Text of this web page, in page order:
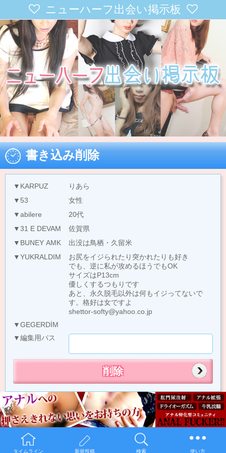
ニューハーフ出会い掲示板
書き込み削除
▼KARPUZ
りあら
▼53
女性
▼abilere
20代
▼31 E DEVAM
佐賀県
▼BUNEY AMK
出没は鳥栖・久留米
▼YUKRALDIM
お尻をイジられたり突かれたりも好き
でも、逆に私が攻めるほうでもOK
サイズはP13cm
優しくするつもりです
あと、永久脱毛以外は何もイジってないで
す。格好は女ですよ
shettor-softy@yahoo.co.jp
▼GEGERDİM
▼編集用パス
タイムライン 新規投稿 検索 使い方